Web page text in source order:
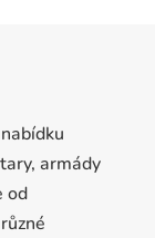
armády
od